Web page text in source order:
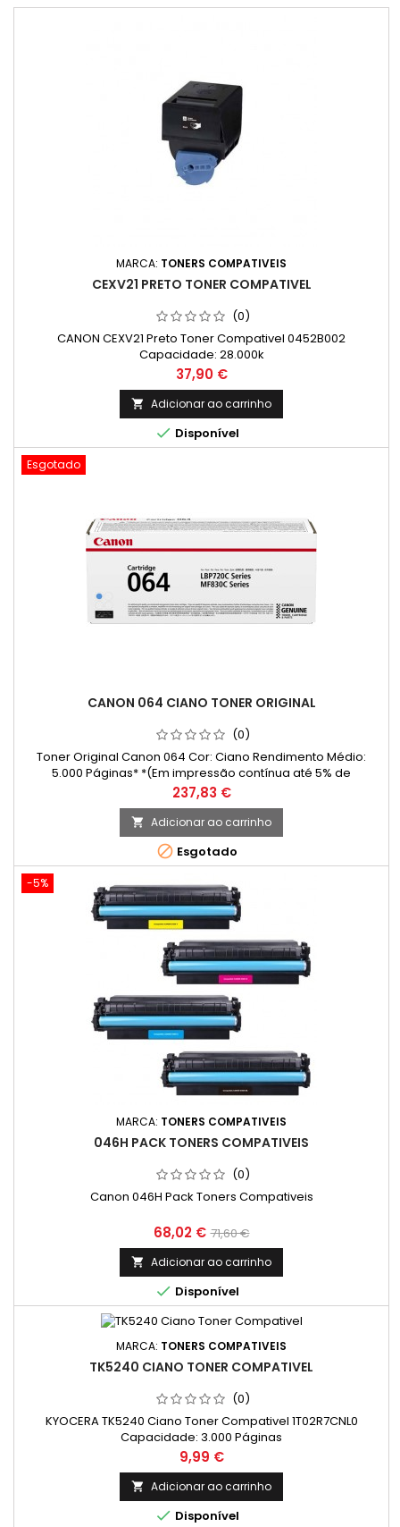
MARCA: TONERS COMPATIVEIS
CEXV21 PRETO TONER COMPATIVEL
(0)
CANON CEXV21 Preto Toner Compativel 0452B002
Capacidade: 28.000k
Preço
37,90 €
 Adicionar ao carrinho
 Disponível
Esgotado
CANON 064 CIANO TONER ORIGINAL
(0)
Toner Original Canon 064 Cor: Ciano Rendimento Médio:
5.000 Páginas* *(Em impressão contínua até 5% de
cobertura de uma Folha A4)
Preço
237,83 €
 Adicionar ao carrinho
 Esgotado
-5%
MARCA: TONERS COMPATIVEIS
046H PACK TONERS COMPATIVEIS
(0)
Canon 046H Pack Toners Compativeis
Preço
68,02 € Preço
normal
71,60 €
 Adicionar ao carrinho
 Disponível
MARCA: TONERS COMPATIVEIS
TK5240 CIANO TONER COMPATIVEL
(0)
KYOCERA TK5240 Ciano Toner Compativel 1T02R7CNL0
Capacidade: 3.000 Páginas
Preço
9,99 €
 Adicionar ao carrinho
 Disponível